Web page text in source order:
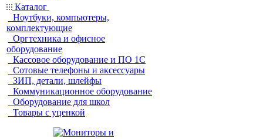
Каталог
Ноутбуки, компьютеры,
комплектующие
Оргтехника и офисное
оборудование
Кассовое оборудование и ПО 1С
Сотовые телефоны и аксессуары
ЗИП, детали, шлейфы
Коммуникационное оборудование
Оборудование для школ
Товары с уценкой